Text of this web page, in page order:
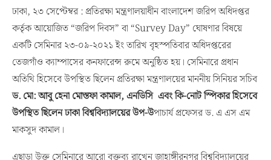
ঢাকা, ২৩ সেপ্টেম্বর : প্রতিরক্ষা মন্ত্রণালয়াধীন বাংলাদেশ জরিপ অধিদপ্তর
কর্তৃক আয়োজিত “জরিপ দিবস” বা “Survey Day” ঘোষণার বিষয়ে
একটি সেমিনার ২৩-০৯-২০২১ ইং তারিখ বৃহস্পতিবার অধিদপ্তরের
তেজগাঁও ক্যাম্পাসের কনফারেন্স রুমে অনুষ্ঠিত হয়। সেমিনারে প্রধান
অতিথি হিসেবে উপস্থিত ছিলেন প্রতিরক্ষা মন্ত্রণালয়ের মাননীয় সিনিয়র সচিব
ড. মো:আবু হেনা মোস্তফা কামাল, এনডিসি এবং কি-নোট স্পিকার হিসেবে
উপস্থিত ছিলেন ঢাকা বিশ্ববিদ্যালয়ের উপ-উপাচার্য প্রফেসর ড. এ এস এম
মাকসুদ কামাল।